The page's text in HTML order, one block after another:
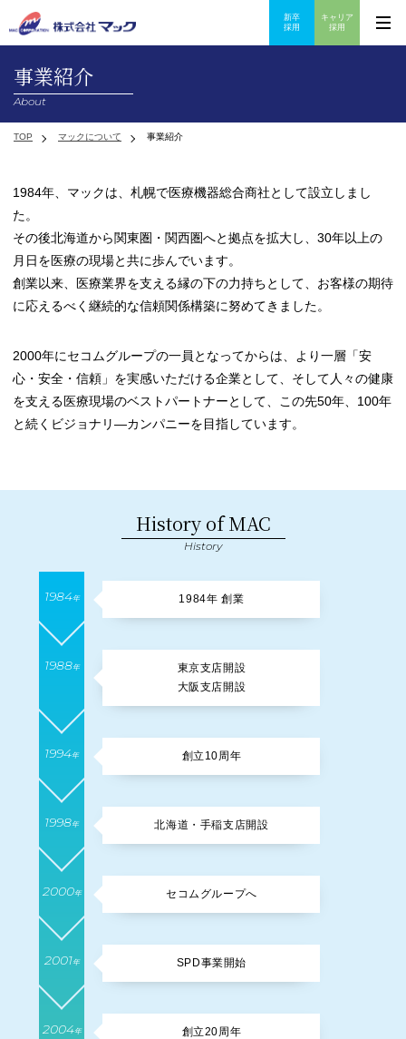
新卒
採用
キャリア
採用
メ
ニ
事業紹介
About
TOP マックについて 事業紹介
1984年、マックは、札幌で医療機器総合商社として設立しまし
た。
その後北海道から関東圏・関西圏へと拠点を拡大し、30年以上の
月日を医療の現場と共に歩んでいます。
創業以来、医療業界を支える縁の下の力持ちとして、お客様の期待
に応えるべく継続的な信頼関係構築に努めてきました。
2000年にセコムグループの一員となってからは、より一層「安
心・安全・信頼」を実感いただける企業として、そして人々の健康
を支える医療現場のベストパートナーとして、この先50年、100年
と続くビジョナリ―カンパニーを目指しています。
History of MAC
History
1984年 1984年 創業
1988年
東京支店開設
大阪支店開設
1994年 創立10周年
1998年 北海道・手稲支店開設
2000年 セコムグループへ
2001年 SPD事業開始
2004年 創立20周年